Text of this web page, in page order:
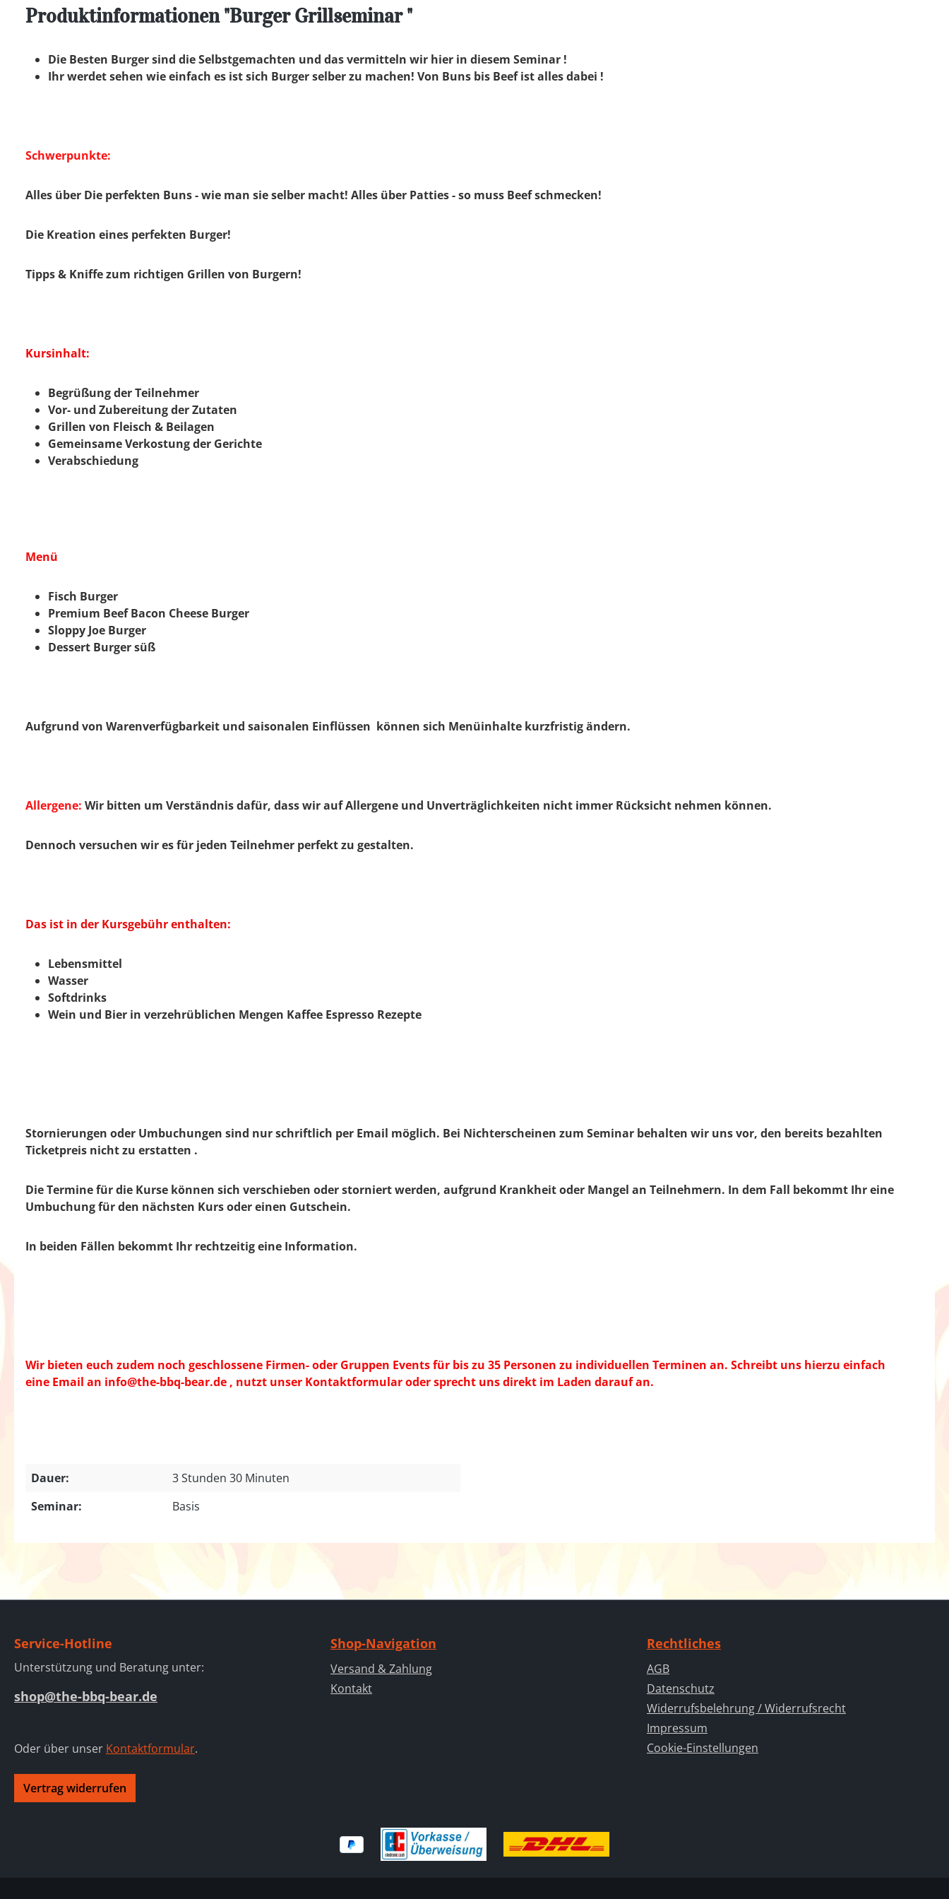
Produktinformationen "Burger Grillseminar "
Die Besten Burger sind die Selbstgemachten und das vermitteln wir hier in diesem Seminar !
Ihr werdet sehen wie einfach es ist sich Burger selber zu machen! Von Buns bis Beef ist alles dabei !
Schwerpunkte:
Alles über Die perfekten Buns - wie man sie selber macht! Alles über Patties - so muss Beef schmecken!
Die Kreation eines perfekten Burger!
Tipps & Kniffe zum richtigen Grillen von Burgern!
Kursinhalt:
Begrüßung der Teilnehmer
Vor- und Zubereitung der Zutaten
Grillen von Fleisch & Beilagen
Gemeinsame Verkostung der Gerichte
Verabschiedung
Menü
Fisch Burger
Premium Beef Bacon Cheese Burger
Sloppy Joe Burger
Dessert Burger süß
Aufgrund von Warenverfügbarkeit und saisonalen Einflüssen können sich Menüinhalte kurzfristig ändern.
Allergene: Wir bitten um Verständnis dafür, dass wir auf Allergene und Unverträglichkeiten nicht immer Rücksicht nehmen können.
Dennoch versuchen wir es für jeden Teilnehmer perfekt zu gestalten.
Das ist in der Kursgebühr enthalten:
Lebensmittel
Wasser
Softdrinks
Wein und Bier in verzehrüblichen Mengen Kaffee Espresso Rezepte
Stornierungen oder Umbuchungen sind nur schriftlich per Email möglich. Bei Nichterscheinen zum Seminar behalten wir uns vor, den bereits bezahlten
Ticketpreis nicht zu erstatten .
Die Termine für die Kurse können sich verschieben oder storniert werden, aufgrund Krankheit oder Mangel an Teilnehmern. In dem Fall bekommt Ihr eine
Umbuchung für den nächsten Kurs oder einen Gutschein.
In beiden Fällen bekommt Ihr rechtzeitig eine Information.
Wir bieten euch zudem noch geschlossene Firmen- oder Gruppen Events für bis zu 35 Personen zu individuellen Terminen an. Schreibt uns hierzu einfach
eine Email an info@the-bbq-bear.de , nutzt unser Kontaktformular oder sprecht uns direkt im Laden darauf an.
Dauer:
3 Stunden 30 Minuten
Seminar:
Basis
Service-Hotline
Unterstützung und Beratung unter:
shop@the-bbq-bear.de
Oder über unser Kontaktformular.
Vertrag widerrufen
Shop-Navigation
Versand & Zahlung
Kontakt
Rechtliches
AGB
Datenschutz
Widerrufsbelehrung / Widerrufsrecht
Impressum
Cookie-Einstellungen